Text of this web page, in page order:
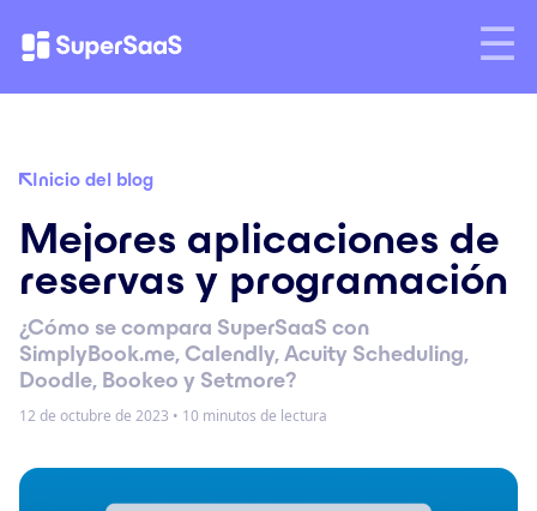
Inicio del blog
Mejores aplicaciones de
reservas y programación
¿Cómo se compara SuperSaaS con
SimplyBook.me, Calendly, Acuity Scheduling,
Doodle, Bookeo y Setmore?
12 de octubre de 2023 • 10 minutos de lectura